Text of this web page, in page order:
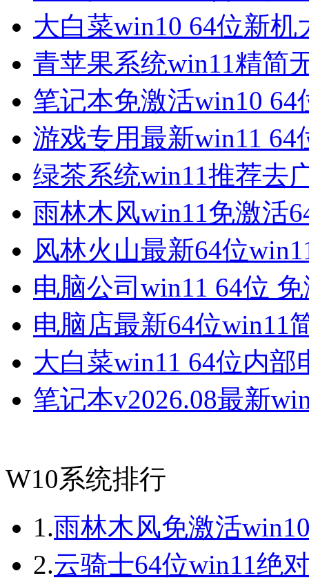
大白菜win10 64位新
青苹果系统win11精简
笔记本免激活win10
游戏专用最新win11
绿茶系统win11推荐去
雨林木风win11免激活
风林火山最新64位
电脑公司win11 64位
电脑店最新64位win11
大白菜win11 64位内
笔记本v2026.08最新
W10系统排行
1.雨林木风免激活
2.云骑士64位win11绝